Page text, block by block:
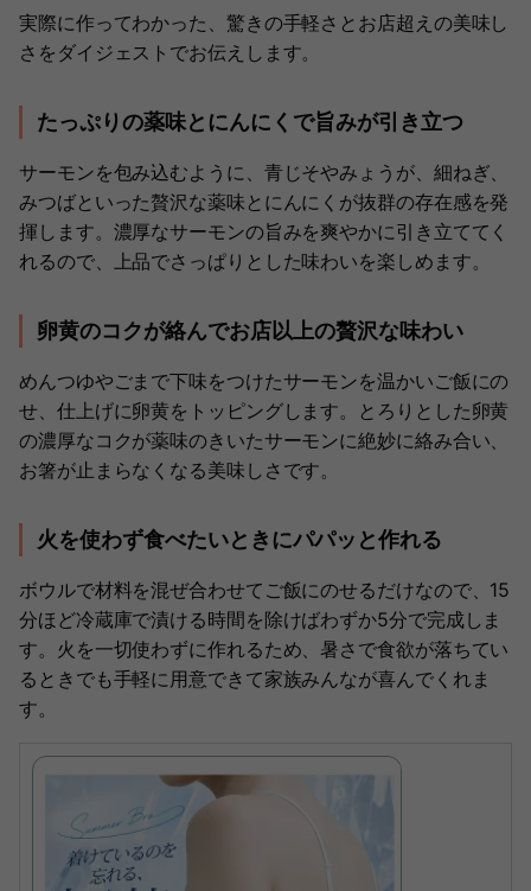
実際に作ってわかった、驚きの手軽さとお店超えの美味し
さをダイジェストでお伝えします。
たっぷりの薬味とにんにくで旨みが引き立つ
サーモンを包み込むように、青じそやみょうが、細ねぎ、
みつばといった贅沢な薬味とにんにくが抜群の存在感を発
揮します。濃厚なサーモンの旨みを爽やかに引き立ててく
れるので、上品でさっぱりとした味わいを楽しめます。
卵黄のコクが絡んでお店以上の贅沢な味わい
めんつゆやごまで下味をつけたサーモンを温かいご飯にの
せ、仕上げに卵黄をトッピングします。とろりとした卵黄
の濃厚なコクが薬味のきいたサーモンに絶妙に絡み合い、
お箸が止まらなくなる美味しさです。
火を使わず食べたいときにパパッと作れる
ボウルで材料を混ぜ合わせてご飯にのせるだけなので、15
分ほど冷蔵庫で漬ける時間を除けばわずか5分で完成しま
す。火を一切使わずに作れるため、暑さで食欲が落ちてい
るときでも手軽に用意できて家族みんなが喜んでくれま
す。